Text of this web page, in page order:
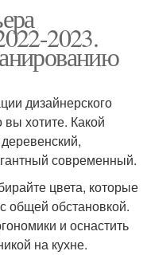
2023.
дизайнерского
хотите. Какой
современный.
цвета, которые
общей обстановкой.
и оснастить
на кухне.